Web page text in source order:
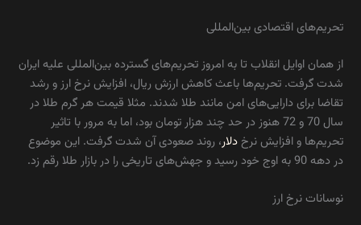
تحریم‌های اقتصادی بین‌المللی
از همان اوایل انقلاب تا به امروز تحریم‌های گسترده بین‌المللی علیه ایران
شدت گرفت. تحریم‌ها باعث کاهش ارزش ریال، افزایش نرخ ارز و رشد
تقاضا برای دارایی‌های امن مانند طلا شدند. مثلا قیمت هر گرم طلا در
سال 70 و 72 هنوز در حد چند هزار تومان بود، اما به ‌مرور با تاثیر
تحریم‌ها و افزایش نرخدلار، روند صعودی آن شدت گرفت. این موضوع
در دهه 90 به اوج خود رسید و جهش‌های تاریخی را در بازار طلا رقم زد.
نوسانات نرخ ارز